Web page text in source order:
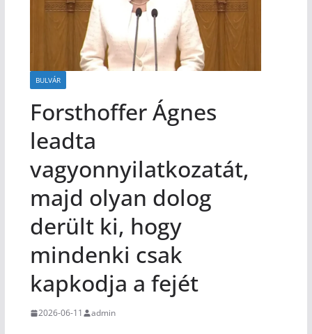
BULVÁR
Forsthoffer Ágnes
leadta
vagyonnyilatkozatát,
majd olyan dolog
derült ki, hogy
mindenki csak
kapkodja a fejét
2026-06-11 admin